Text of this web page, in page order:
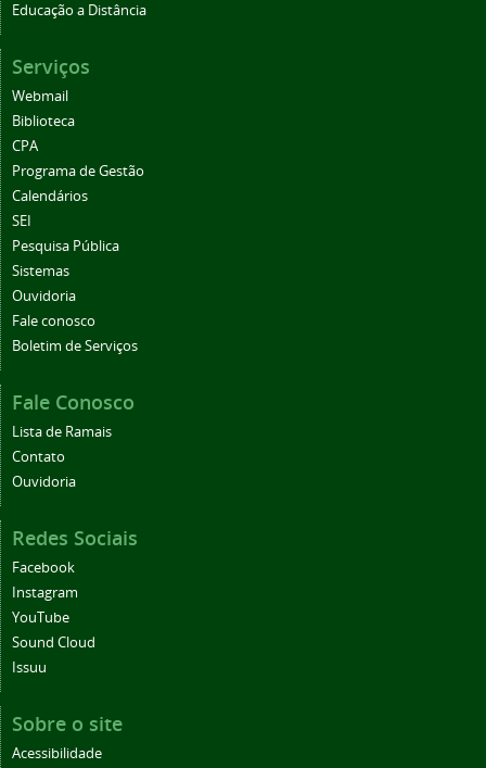
Educação a Distância
Serviços
Webmail
Biblioteca
CPA
Programa de Gestão
Calendários
SEI
Pesquisa Pública
Sistemas
Ouvidoria
Fale conosco
Boletim de Serviços
Fale Conosco
Lista de Ramais
Contato
Ouvidoria
Redes Sociais
Facebook
Instagram
YouTube
Sound Cloud
Issuu
Sobre o site
Acessibilidade